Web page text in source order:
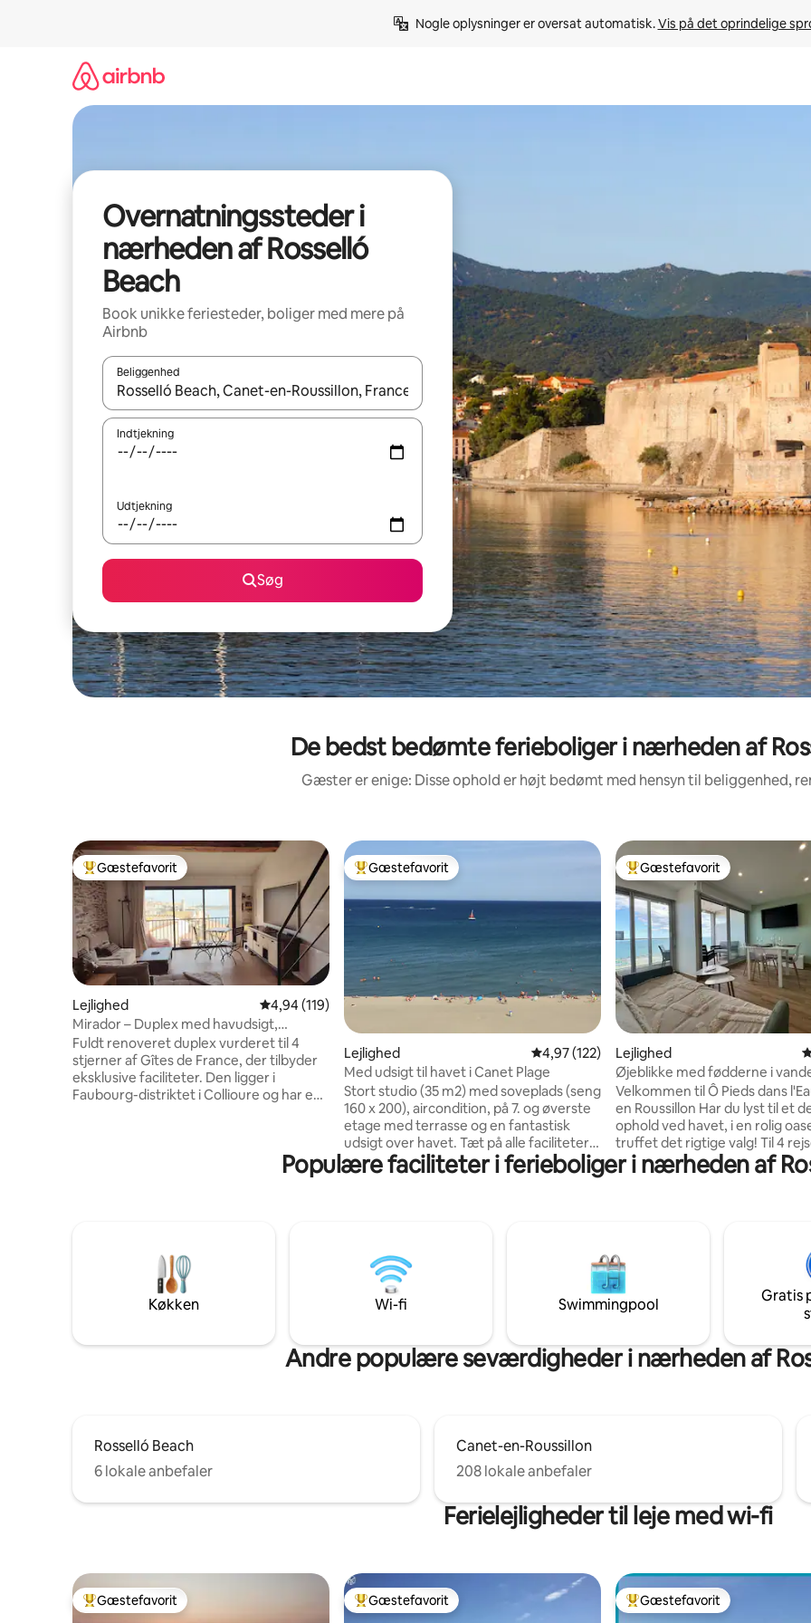
Nogle oplysninger er oversat automatisk. Vis på det oprindelige
Overnatningssteder i
nærheden af Rosselló
Beach
Book unikke feriesteder, boliger med mere på
Airbnb
Beliggenhed
Når resultaterne er tilgængelige, skal du navigere med piletasterne op og ned eller se mere ved at trykke eller stryge.
Indtjekning
Udtjekning
Søg
De bedst bedømte ferieboliger i nærheden af
Gæster er enige: Disse ophold er højt bedømt med hensyn til beliggenhed,
Bedste gæstefavorit
Gæstefavorit
Lejlighed 4,94 ud af 5 i gennemsnitlig bedømmelse, 119 omtaler
4,94 (119)
Mirador – Duplex med havudsigt,
aircondition og garage
Fuldt renoveret duplex vurderet til 4
stjerner af Gîtes de France, der tilbyder
eksklusive faciliteter. Den ligger i
Faubourg-distriktet i Collioure og har en
moderne badeværelser og en privat
Bedste gæstefavorit
Gæstefavorit
Lejlighed 4,97 ud af 5 i gennemsnitlig bedømmelse,
4,97 (122)
Med udsigt til havet i Canet Plage
Stort studio (35 m2) med soveplads (seng
160 x 200), aircondition, på 7. og øverste
etage med terrasse og en fantastisk
udsigt over havet. Tæt på alle faciliteter,
underholdning, markedet, restauranter,
kasinoet, havnen ... Parkering i de
ankomst- og afrejsetider. Sengetøj
inkluderet (lagen, håndklæder,
bademåtte, dug, viskestykker).
Parkering mod tillægsgebyr.
Bedste gæstefavorit
Gæstefavorit
Lejlighed
Øjeblikke med fødderne i
Velkommen til Ô Pieds dans
en Roussillon Har du lyst til et dejligt
ophold ved havet, i en rolig oase? Du
truffet det rigtige valg! Til 4 rejsende
Soveværelse med 1 seng 140/2
hævet, for en fantastisk udsigt
overdækket parkering, loggia.
havudsigt! Regler - kæledyr ikke tilladt. -
lejlighed og loggia er ikke-
Populære faciliteter i ferieboliger i nærheden af
Køkken Wi-fi Swimmingpool
Gratis
Andre populære seværdigheder i nærheden af
Rosselló Beach
6 lokale anbefaler
Canet-en-Roussillon
208 lokale anbefaler
Ferielejligheder til leje med wi-fi
Bedste gæstefavorit
Gæstefavorit Bedste gæstefavorit
Gæstefavorit Bedste gæstefavorit
Gæstefavorit